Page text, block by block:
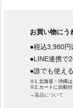
お買い物にう
●税込3,980
●LINE連携で
●誰でも使え
※1.北海道・沖縄
※2.カートに自動
→返品について